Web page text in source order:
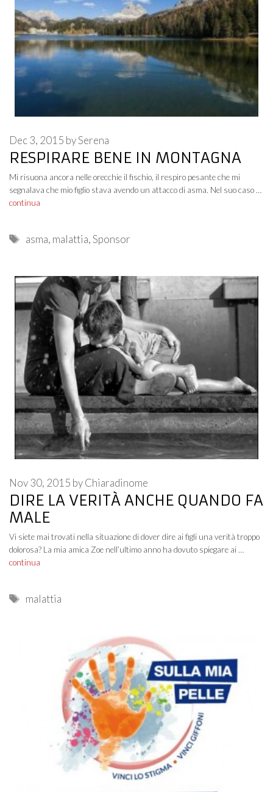
RESPIRARE BENE IN MONTAGNA
Dec 3, 2015 bySerena
Mi risuona ancora nelle orecchie il fischio, il respiro pesante che mi
segnalava che mio figlio stava avendo un attacco di asma. Nel suo caso …
continua
Tags
asma, malattia,Sponsor
DIRE LA VERITÀ ANCHE QUANDO FA
MALE
Nov 30, 2015 byChiaradinome
Vi siete mai trovati nella situazione di dover dire ai figli una verità troppo
dolorosa? La mia amica Zoe nell’ultimo anno ha dovuto spiegare ai …
continua
Tags
malattia